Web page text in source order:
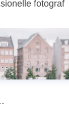
fotograf